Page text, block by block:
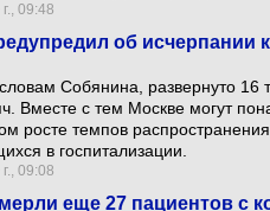
09:48
об исчерпании
Собянина, развернуто 16
Вместе с тем Москве могут
росте темпов
в госпитализации.
09:08
еще 27 пациентов с